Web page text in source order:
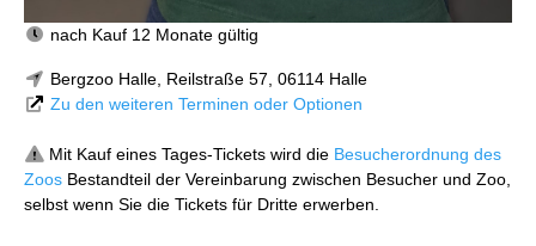
nach Kauf 12 Monate gültig
Bergzoo Halle, Reilstraße 57, 06114 Halle
Zu den weiteren Terminen oder Optionen
Mit Kauf eines Tages-Tickets wird die Besucherordnung des
Zoos Bestandteil der Vereinbarung zwischen Besucher und Zoo,
selbst wenn Sie die Tickets für Dritte erwerben.